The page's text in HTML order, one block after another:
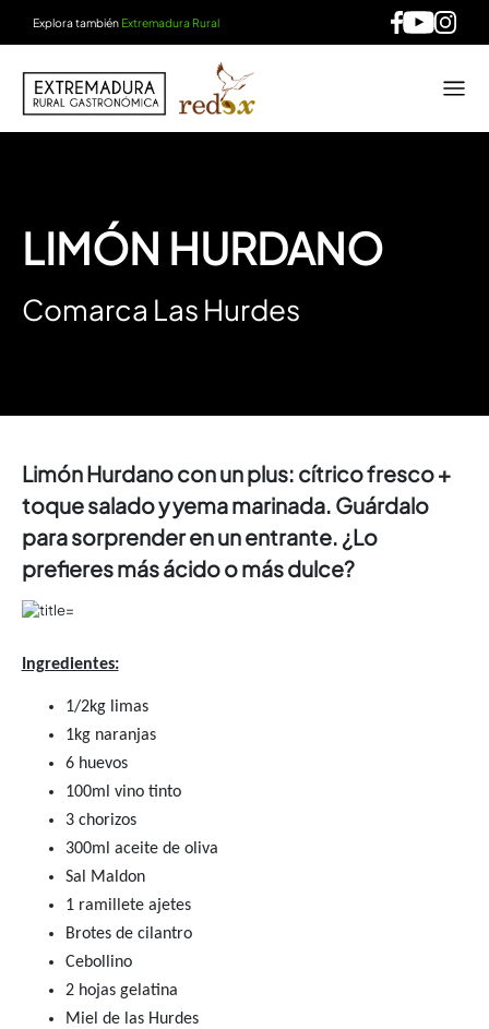
Explora también Extremadura Rural
LIMÓN HURDANO
Comarca Las Hurdes
Limón Hurdano con un plus: cítrico fresco +
toque salado y yema marinada. Guárdalo
para sorprender en un entrante. ¿Lo
prefieres más ácido o más dulce?
Ingredientes:
1/2kg limas
1kg naranjas
6 huevos
100ml vino tinto
3 chorizos
300ml aceite de oliva
Sal Maldon
1 ramillete ajetes
Brotes de cilantro
Cebollino
2 hojas gelatina
Miel de las Hurdes